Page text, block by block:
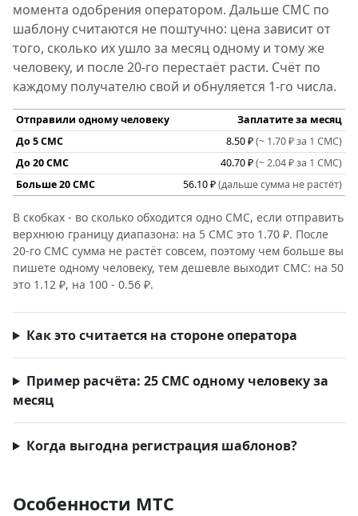
момента одобрения оператором. Дальше СМС по
шаблону считаются не поштучно: цена зависит от
того, сколько их ушло за месяц одному и тому же
человеку, и после 20-го перестаёт расти. Счёт по
каждому получателю свой и обнуляется 1-го числа.
Отправили одному человеку
Заплатите за месяц
До 5 СМС
8.50 ₽(~ 1.70 ₽ за 1 СМС)
До 20 СМС
40.70 ₽(~ 2.04 ₽ за 1 СМС)
Больше 20 СМС
56.10 ₽(дальше сумма не растёт)
В скобках - во сколько обходится одно СМС, если отправить
верхнюю границу диапазона: на 5 СМС это 1.70 ₽. После
20-го СМС сумма не растёт совсем, поэтому чем больше вы
пишете одному человеку, тем дешевле выходит СМС: на 50
это 1.12 ₽, на 100 - 0.56 ₽.
Как это считается на стороне оператора
Пример расчёта: 25 СМС одному человеку за
месяц
Когда выгодна регистрация шаблонов?
Особенности МТС